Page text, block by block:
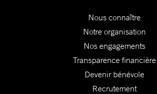
Nous connaître
Notre organisation
Nos engagements
Transparence financière
Devenir bénévole
Recrutement